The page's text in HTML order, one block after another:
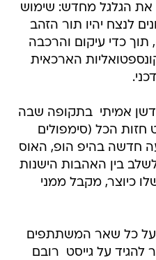
את הגלגל מחדש: שימוש
לנצח יהיו תור הזהב
כדי עיקום והרכבה
הארכאית
אמיתי  בתקופה שבה
חזות הכל (סימפולים
חדשה בהיפ הופ, האוס
בין האהבות הישנות
כיוצר, מקבל ממני
על כל שאר המשתתפים
על גייסט  רובם